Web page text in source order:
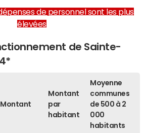
de personnel sont les plus
élevées
de Sainte-
Montant
Montant
par
habitant
Moyenne
communes
de 500 à 2
000
habitants